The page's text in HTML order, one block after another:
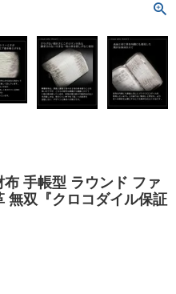
手帳型 ラウンド ファ
無双『クロコダイル保証